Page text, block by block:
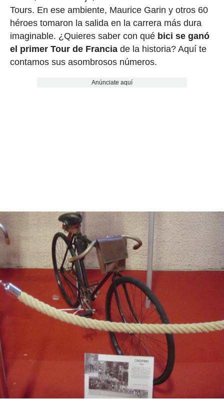
Tours. En ese ambiente, Maurice Garin y otros 60
héroes tomaron la salida en la carrera más dura
imaginable. ¿Quieres saber con qué bici se ganó
el primer Tour de Franciade la historia? Aquí te
contamos sus asombrosos números.
Anúnciate aquí